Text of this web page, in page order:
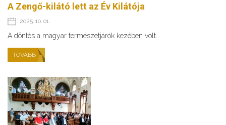
A Zengő-kilátó lett az Év Kilátója
2025. 10. 01.
A döntés a magyar természetjárók kezében volt.
TOVÁBB